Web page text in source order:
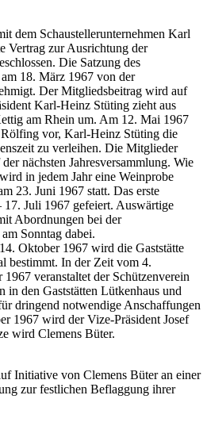
dem Schaustellerunternehmen Karl
Vertrag zur Ausrichtung der
Die Satzung des
18. März 1967 von der
Der Mitgliedsbeitrag wird auf
Karl-Heinz Stüting zieht aus
am Rhein um. Am 12. Mai 1967
Rölfing vor, Karl-Heinz Stüting die
zu verleihen. Die Mitglieder
nächsten Jahresversammlung. Wie
in jedem Jahr eine Weinprobe
23. Juni 1967 statt. Das erste
Juli 1967 gefeiert. Auswärtige
Abordnungen bei der
Sonntag dabei.
Oktober 1967 wird die Gaststätte
bestimmt. In der Zeit vom 4.
veranstaltet der Schützenverein
in den Gaststätten Lütkenhaus und
dringend notwendige Anschaffungen
1967 wird der Vize-Präsident Josef
wird Clemens Büter.
Initiative von Clemens Büter an einer
zur festlichen Beflaggung ihrer